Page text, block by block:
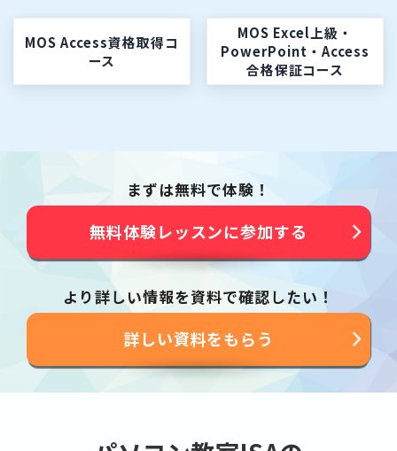
MOS Access資格取得コ
ース
MOS Excel上級・
PowerPoint・Access
合格保証コース
まずは無料で体験！
無料体験レッスンに参加する
より詳しい情報を資料で確認したい！
詳しい資料をもらう